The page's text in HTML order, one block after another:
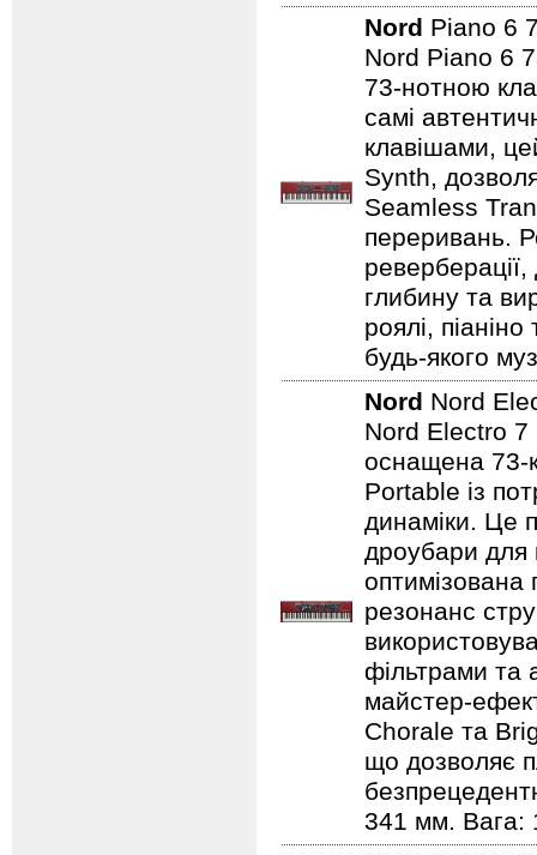
Nord Piano 6
Nord Piano 6
73-нотною
самі
клавішами,
Synth,
Seamless
переривань.
глибину та
роялі,
будь-якого
Nord Nord
Nord Electro 7
оснащена 73-
Portable із
динаміки. Це
дроубари для
оптимізована
резонанс
фільтрами та
майстер-
Chorale та
що дозволяє
341 мм. Вага: